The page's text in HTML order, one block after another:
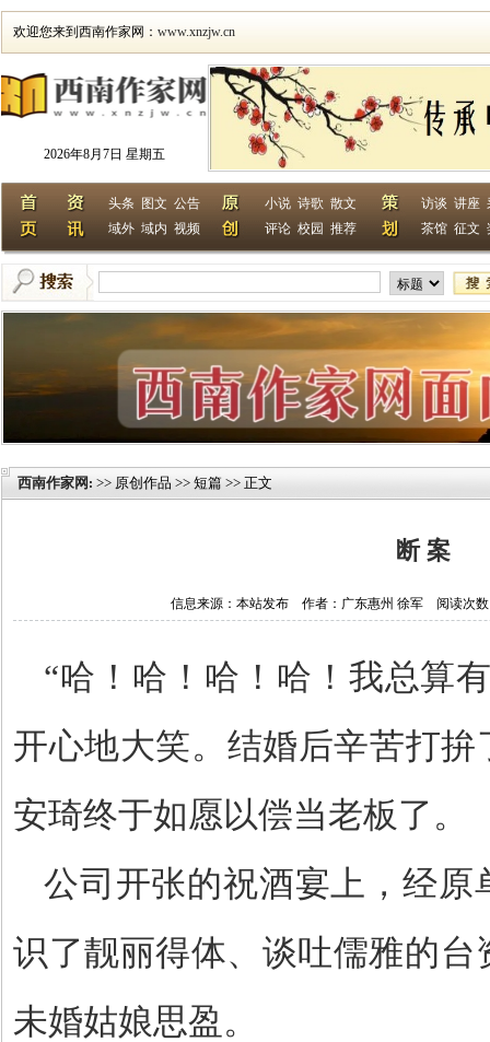
欢迎您来到西南作家网： www.xnzjw.cn
2026年8月7日 星期五
头条 图文 公告
域外 域内 视频
小说 诗歌 散文
评论 校园 推荐
访谈 讲座
茶馆 征文
西南作家网 : >> 原创作品 >> 短篇 >> 正文
断 案
信息来源：本站发布 作者：广东惠州 徐军 阅读次数
“哈！哈！哈！哈！我总算
开心地大笑。结婚后辛苦打
安琦终于如愿以偿当老板了。
公司开张的祝酒宴上，经原
识了靓丽得体、谈吐儒雅的
未婚姑娘思盈。